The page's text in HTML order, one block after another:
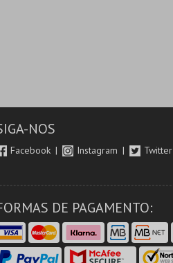
NOS
Facebook Instagram Twitter
DE PAGAMENTO: